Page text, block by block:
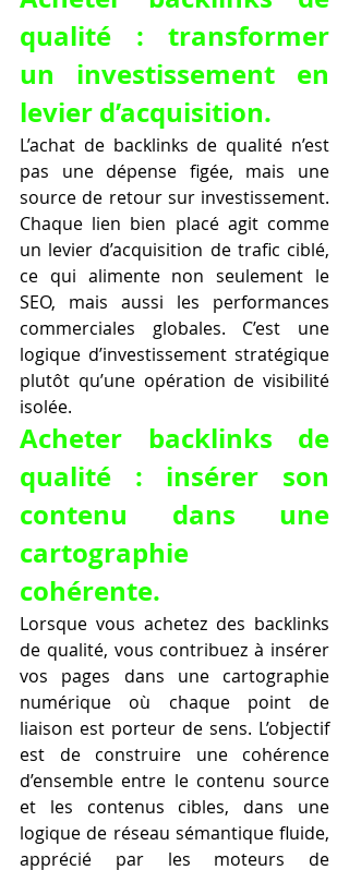
qualité : transformer
un investissement en
levier d’acquisition.
L’achat de backlinks de qualité n’est
pas une dépense figée, mais une
source de retour sur investissement.
Chaque lien bien placé agit comme
un levier d’acquisition de trafic ciblé,
ce qui alimente non seulement le
SEO, mais aussi les performances
commerciales globales. C’est une
logique d’investissement stratégique
plutôt qu’une opération de visibilité
isolée.
Acheter backlinks de
qualité : insérer son
contenu dans une
cartographie
cohérente.
Lorsque vous achetez des backlinks
de qualité, vous contribuez à insérer
vos pages dans une cartographie
numérique où chaque point de
liaison est porteur de sens. L’objectif
est de construire une cohérence
d’ensemble entre le contenu source
et les contenus cibles, dans une
logique de réseau sémantique fluide,
apprécié par les moteurs de